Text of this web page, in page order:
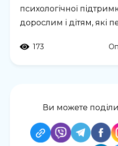
психологічної
дорослим і дітям, які
173
Ви можете